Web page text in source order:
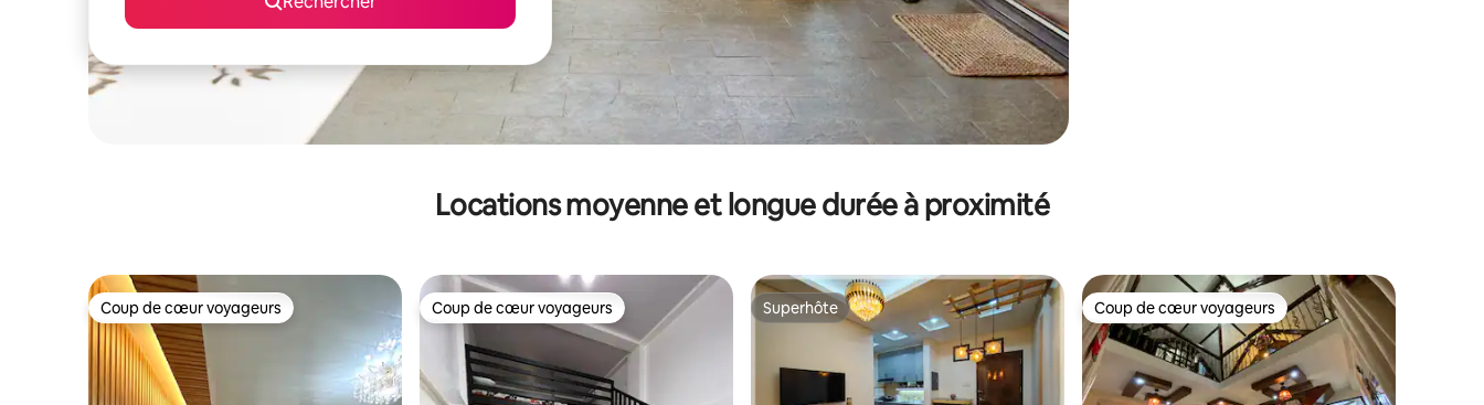
Locations moyenne et longue durée à proximité
Coup de cœur voyageurs
Coup de cœur voyageurs Coup de cœur voyageurs
Coup de cœur voyageurs Superhôte
Superhôte Coup de cœur voyageurs
Coup de cœur voyageurs